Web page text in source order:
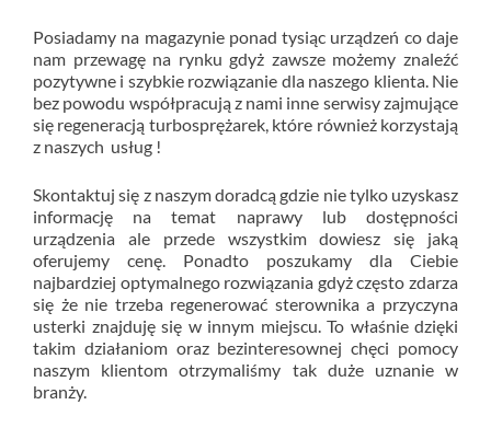
Posiadamy na magazynie ponad tysiąc urządzeń co daje
nam przewagę na rynku gdyż zawsze możemy znaleźć
pozytywne i szybkie rozwiązanie dla naszego klienta. Nie
bez powodu współpracują z nami inne serwisy zajmujące
się regeneracją turbosprężarek, które również korzystają
z naszych usług !
Skontaktuj się z naszym doradcą gdzie nie tylko uzyskasz
informację na temat naprawy lub dostępności
urządzenia ale przede wszystkim dowiesz się jaką
oferujemy cenę. Ponadto poszukamy dla Ciebie
najbardziej optymalnego rozwiązania gdyż często zdarza
się że nie trzeba regenerować sterownika a przyczyna
usterki znajduję się w innym miejscu. To właśnie dzięki
takim działaniom oraz bezinteresownej chęci pomocy
naszym klientom otrzymaliśmy tak duże uznanie w
branży.